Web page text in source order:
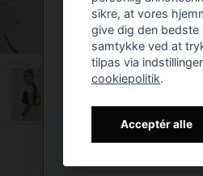
Skriv in din e-post
första köp.
Endast för nya
Mailadresse
sikre, at vores
give dig den
samtykke ved at
tilpas via
cookiepolitik.
Acceptér alle